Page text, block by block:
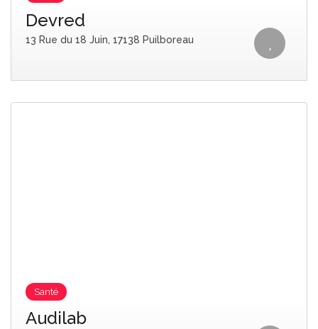
Devred
13 Rue du 18 Juin, 17138 Puilboreau
Santé
Audilab